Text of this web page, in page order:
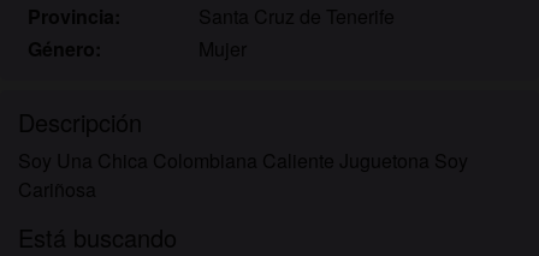
Provincia:
Santa Cruz de Tenerife
Género:
Mujer
Descripción
Soy Una Chica Colombiana Caliente Juguetona Soy
Cariñosa
Está buscando